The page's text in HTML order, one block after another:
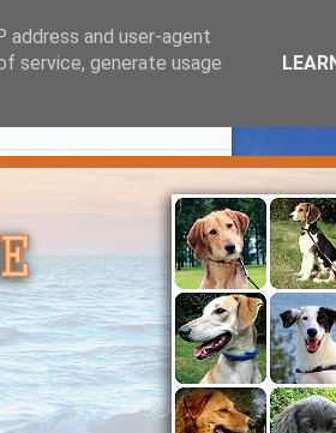
address and user-agent
service, generate usage